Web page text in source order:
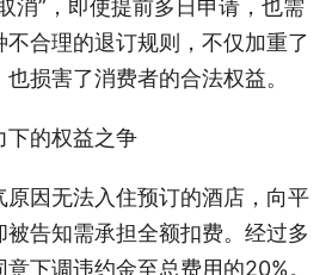
消”，即使提前多日申请，也需
合理的退订规则，不仅加重了
损害了消费者的合法权益。
下的权益之争
因无法入住预订的酒店，向平
告知需承担全额扣费。经过多
下调违约金至总费用的20%。